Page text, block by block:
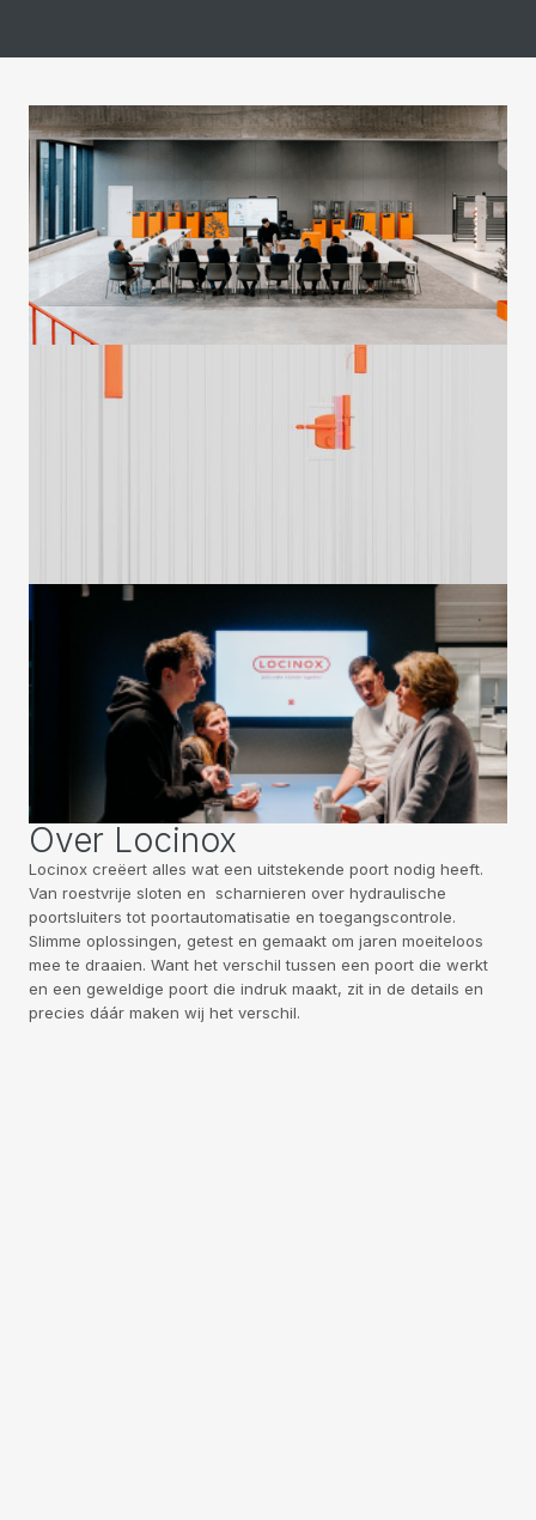
Over Locinox
Locinox creëert alles wat een uitstekende poort nodig heeft.
Van roestvrije sloten en scharnieren over hydraulische
poortsluiters tot poortautomatisatie en toegangscontrole.
Slimme oplossingen, getest en gemaakt om jaren moeiteloos
mee te draaien. Want het verschil tussen een poort die werkt
en een geweldige poort die indruk maakt, zit in de details en
precies dáár maken wij het verschil.